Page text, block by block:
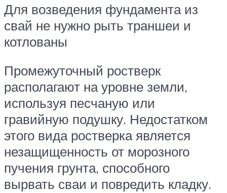
Для возведения фундамента из
свай не нужно рыть траншеи и
котлованы
Промежуточный ростверк
располагают на уровне земли,
используя песчаную или
гравийную подушку. Недостатком
этого вида ростверка является
незащищенность от морозного
пучения грунта, способного
вырвать сваи и повредить кладку.